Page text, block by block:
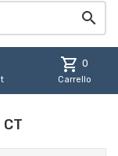

shopping_cart 0
Carrello